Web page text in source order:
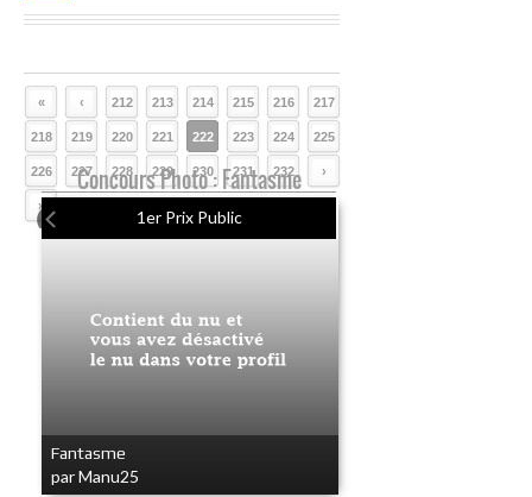
« ‹ 212 213 214 215 216 217
218 219 220 221 222 223 224 225
226 227 228 229 230 231 232 ›
»
Concours Photo : Fantasme
1er Prix Public
Fantasme
par Manu25